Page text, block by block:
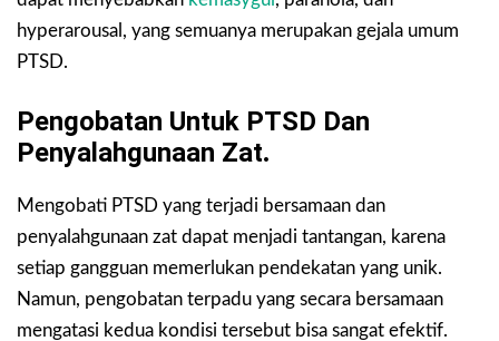
hyperarousal, yang semuanya merupakan gejala umum
PTSD.
Pengobatan Untuk PTSD Dan
Penyalahgunaan Zat.
Mengobati PTSD yang terjadi bersamaan dan
penyalahgunaan zat dapat menjadi tantangan, karena
setiap gangguan memerlukan pendekatan yang unik.
Namun, pengobatan terpadu yang secara bersamaan
mengatasi kedua kondisi tersebut bisa sangat efektif.